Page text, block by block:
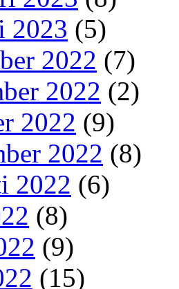
2023 (5)
2022 (7)
2022 (2)
2022 (9)
2022 (8)
2022 (6)
(8)
(9)
(15)